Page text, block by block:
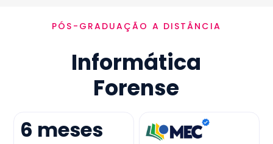
Ementa
Como funciona
Credenciamento MEC
Preço
PÓS-GRADUAÇÃO A DISTÂNCIA
Informática
Forense
6 meses